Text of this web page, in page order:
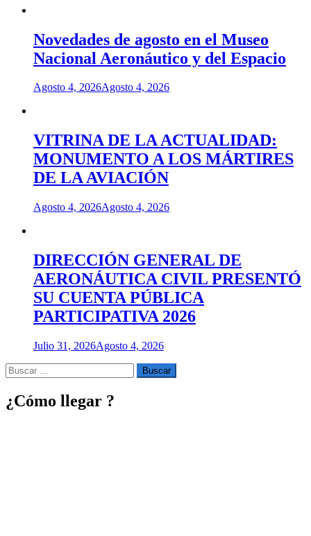
Novedades de agosto en el Museo
Nacional Aeronáutico y del Espacio
Agosto 4, 2026Agosto 4, 2026
VITRINA DE LA ACTUALIDAD:
MONUMENTO A LOS MÁRTIRES
DE LA AVIACIÓN
Agosto 4, 2026Agosto 4, 2026
DIRECCIÓN GENERAL DE
AERONÁUTICA CIVIL PRESENTÓ
SU CUENTA PÚBLICA
PARTICIPATIVA 2026
Julio 31, 2026Agosto 4, 2026
Buscar
por:
¿Cómo llegar ?